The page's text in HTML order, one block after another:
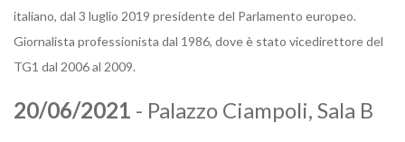
italiano, dal 3 luglio 2019 presidente del Parlamento europeo.
Giornalista professionista dal 1986, dove è stato vicedirettore del
TG1 dal 2006 al 2009.
20/06/2021 - Palazzo Ciampoli, Sala B